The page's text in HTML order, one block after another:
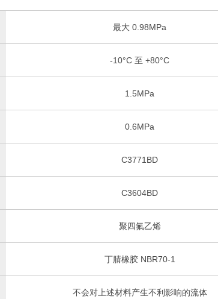
最大 0.98MPa
-10°C 至 +80°C
1.5MPa
0.6MPa
C3771BD
C3604BD
聚四氟乙烯
丁腈橡胶 NBR70-1
不会对上述材料产生不利影响的流体